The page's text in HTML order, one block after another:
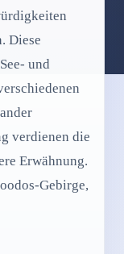
Diese
und
verdienen die
Erwähnung.
Gebirge,